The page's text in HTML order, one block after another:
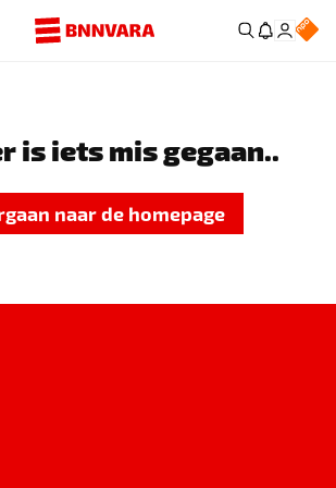
is iets mis gegaan..
naar de homepage